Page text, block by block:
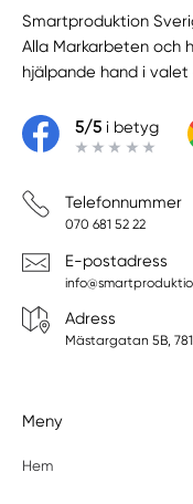
Smartproduktion
Alla Markarbeten och
hjälpande hand i
5/5i betyg
Telefonnummer
070 681 52 22
E-postadress
Adress
Mästargatan 5B,
Meny
Hem